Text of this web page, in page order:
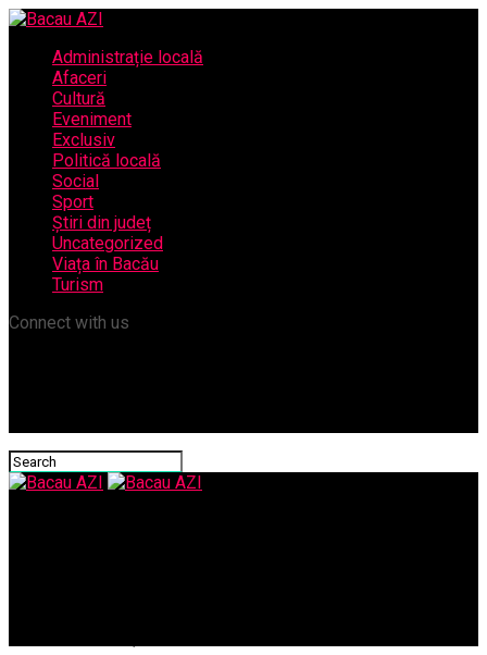
Administrație locală
Afaceri
Cultură
Eveniment
Exclusiv
Politică locală
Social
Sport
Știri din județ
Uncategorized
Viața în Bacău
Turism
Connect with us